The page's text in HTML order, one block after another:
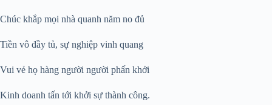
Chúc khắp mọi nhà quanh năm no đủ
Tiền vô đầy tủ, sự nghiệp vinh quang
Vui vẻ họ hàng người người phấn khởi
Kinh doanh tấn tới khởi sự thành công.